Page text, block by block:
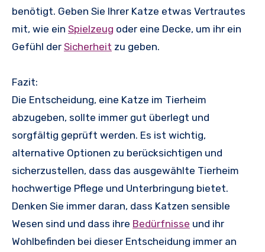
benötigt. Geben Sie Ihrer Katze etwas Vertrautes
mit, wie ein Spielzeug oder eine Decke, um ihr ein
Gefühl der Sicherheit zu geben.
Fazit:
Die Entscheidung, eine Katze im Tierheim
abzugeben, sollte immer gut überlegt und
sorgfältig geprüft werden. Es ist wichtig,
alternative Optionen zu berücksichtigen und
sicherzustellen, dass das ausgewählte Tierheim
hochwertige Pflege und Unterbringung bietet.
Denken Sie immer daran, dass Katzen sensible
Wesen sind und dass ihre Bedürfnisse und ihr
Wohlbefinden bei dieser Entscheidung immer an